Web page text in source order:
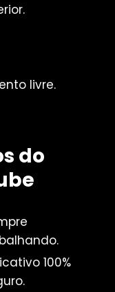
livre.
do
100%